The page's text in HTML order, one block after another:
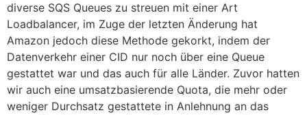
diverse SQS Queues zu streuen mit einer Art
Loadbalancer, im Zuge der letzten Änderung hat
Amazon jedoch diese Methode gekorkt, indem der
Datenverkehr einer CID nur noch über eine Queue
gestattet war und das auch für alle Länder. Zuvor hatten
wir auch eine umsatzbasierende Quota, die mehr oder
weniger Durchsatz gestattete in Anlehnung an das